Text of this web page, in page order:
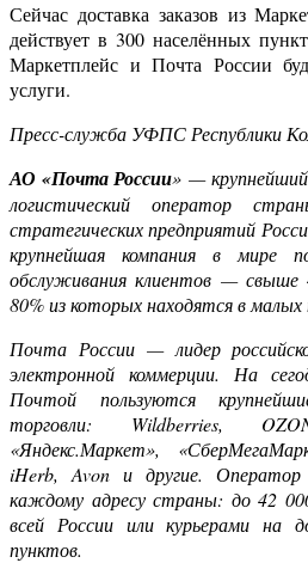
Сейчас доставка заказов из
действует в 300 населённых
Маркетплейс и Почта России
услуги.
Пресс-служба УФПС Республики
АО «Почта России» —
логистический оператор
стратегических предприятий
крупнейшая компания в мире
обслуживания клиентов —
80% из которых находятся в малых
Почта России — лидер
электронной коммерции. На
Почтой пользуются
торговли: Wildberries,
«Яндекс.Маркет»,
iHerb, Avon и другие.
каждому адресу страны: до 42
всей России или курьерами на
пунктов.